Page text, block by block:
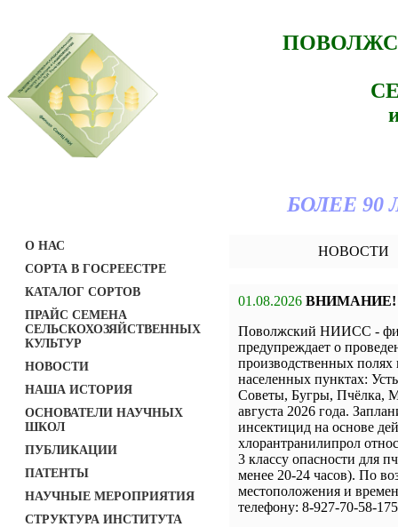
БОЛЕЕ
О НАС
СОРТА В ГОСРЕЕСТРЕ
КАТАЛОГ СОРТОВ
ПРАЙС СЕМЕНА
СЕЛЬСКОХОЗЯЙСТВЕННЫХ
КУЛЬТУР
НОВОСТИ
НАША ИСТОРИЯ
ОСНОВАТЕЛИ НАУЧНЫХ
ШКОЛ
ПУБЛИКАЦИИ
ПАТЕНТЫ
НАУЧНЫЕ МЕРОПРИЯТИЯ
СТРУКТУРА ИНСТИТУТА
НОВОСТИ
01.08.2026
Поволжский НИИСС -
предупреждает о
производственных
населенных пунктах:
Советы, Бугры, Пчёлка,
августа 2026 года.
инсектицид на основе
хлорантранилипрол
3 классу опасности для
менее 20-24 часов). По
местоположения и
телефону: 8-927-70-58-